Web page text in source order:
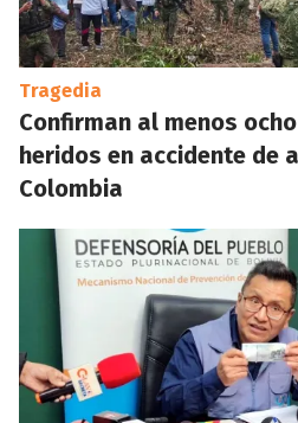
Tragedia
Confirman al menos
heridos en accidente de
Colombia